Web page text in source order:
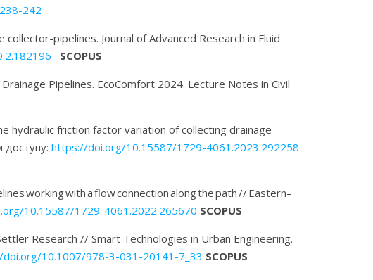
242
pipelines. Journal of Advanced Research in Fluid
SCOPUS
Pipelines. EcoComfort 2024. Lecture Notes in Civil
hydraulic friction factor variation of collecting drainage
доступу: https://doi.org/10.15587/1729-4061.2023.292258
working with a flow connection along the path//Eastern–
10.15587/1729-4061.2022.265670 SCOPUS
Research // Smart Technologies in Urban Engineering.
10.1007/978-3-031-20141-7_33 SCOPUS